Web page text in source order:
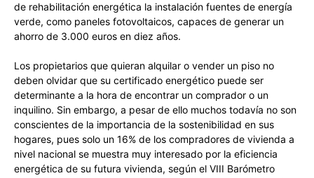
de rehabilitación energética la instalación fuentes de energía
verde, como paneles fotovoltaicos, capaces de generar un
ahorro de 3.000 euros en diez años.
Los propietarios que quieran alquilar o vender un piso no
deben olvidar que su certificado energético puede ser
determinante a la hora de encontrar un comprador o un
inquilino. Sin embargo, a pesar de ello muchos todavía no son
conscientes de la importancia de la sostenibilidad en sus
hogares, pues solo un 16% de los compradores de vivienda a
nivel nacional se muestra muy interesado por la eficiencia
energética de su futura vivienda, según el VIII Barómetro